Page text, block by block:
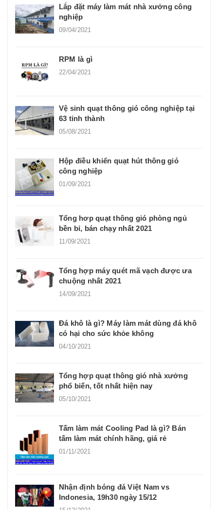
Lắp đặt máy làm mát nhà xưởng công
nghiệp
09/04/2021
RPM là gì
22/04/2021
Vệ sinh quạt thông gió công nghiệp tại
63 tỉnh thành
05/08/2021
Hộp điều khiển quạt hút thông gió
công nghiệp
01/09/2021
Tổng hơp quạt thông gió phòng ngủ
bền bỉ, bán chạy nhất 2021
11/09/2021
Tổng hợp máy quét mã vạch được ưa
chuộng nhất 2021
14/09/2021
Đá khô là gì? Máy làm mát dùng đá khô
có hại cho sức khỏe không
04/10/2021
Tổng hợp quạt thông gió nhà xưởng
phổ biến, tốt nhất hiện nay
05/10/2021
Tấm làm mát Cooling Pad là gì? Bán
tấm làm mát chính hãng, giá rẻ
01/11/2021
Nhận định bóng đá Việt Nam vs
Indonesia, 19h30 ngày 15/12